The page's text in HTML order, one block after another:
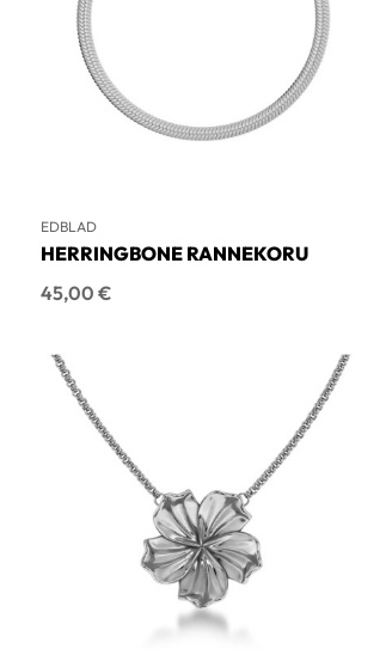
EDBLAD
HERRINGBONE RANNEKORU
Hinta
45,00 €